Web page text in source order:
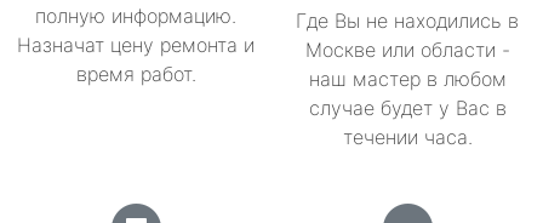
полную информацию.
Назначат цену ремонта и
время работ.
Где Вы не находились в
Москве или области -
наш мастер в любом
случае будет у Вас в
течении часа.